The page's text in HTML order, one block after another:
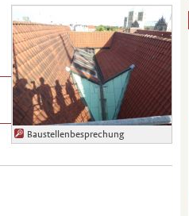
Baustellenbesprechung